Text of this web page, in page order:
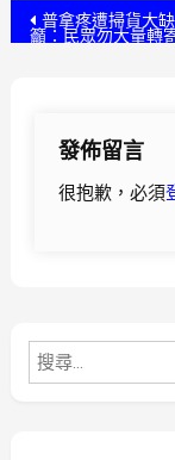
文普拿疼遭掃貨大
籲：民眾勿大量轉
發佈留言
很抱歉，必須